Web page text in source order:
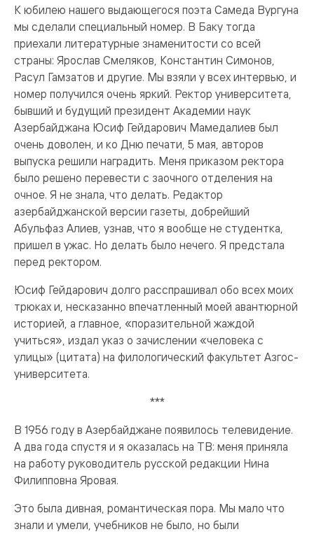
К юбилею нашего выдающегося поэта Самеда Вургуна
мы сделали специальный номер. В Баку тогда
приехали литературные знаменитости со всей
страны: Ярослав Смеляков, Константин Симонов,
Расул Гамзатов и другие. Мы взяли у всех интервью, и
номер получился очень яркий. Ректор университета,
бывший и будущий президент Академии наук
Азербайджана Юсиф Гейдарович Мамедалиев был
очень доволен, и ко Дню печати, 5 мая, авторов
выпуска решили наградить. Меня приказом ректора
было решено перевести с заочного отделения на
очное. Я не знала, что делать. Редактор
азербайджанской версии газеты, добрейший
Абульфаз Алиев, узнав, что я вообще не студентка,
пришел в ужас. Но делать было нечего. Я предстала
перед ректором.
Юсиф Гейдарович долго расспрашивал обо всех моих
трюках и, несказанно впечатленный моей авантюрной
историей, а главное, «поразительной жаждой
учиться», издал указ о зачислении «человека с
улицы» (цитата) на филологический факультет Азгос­
университета.
***
В 1956 году в Азербайджане появилось телевидение.
А два года спустя и я оказалась на ТВ: меня приняла
на работу руководитель русской редакции Нина
Филипповна Яровая.
Это была дивная, романтическая пора. Мы мало что
знали и умели, учебников не было, но были